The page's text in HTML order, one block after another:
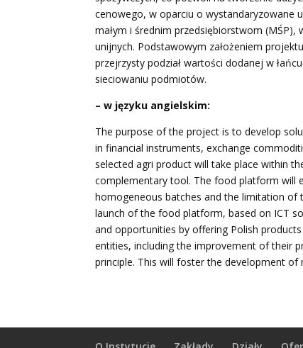
cenowego, w oparciu o wystandaryzowane
małym i średnim przedsiębiorstwom
unijnych. Podstawowym założeniem
przejrzysty podział wartości dodanej w
sieciowaniu podmiotów.
– w języku angielskim:
The purpose of the project is to develop
in financial instruments, exchange
selected agri product will take place within
complementary tool. The food platform will
homogeneous batches and the limitation of
launch of the food platform, based on ICT
and opportunities by offering Polish
entities, including the improvement of their
principle. This will foster the development